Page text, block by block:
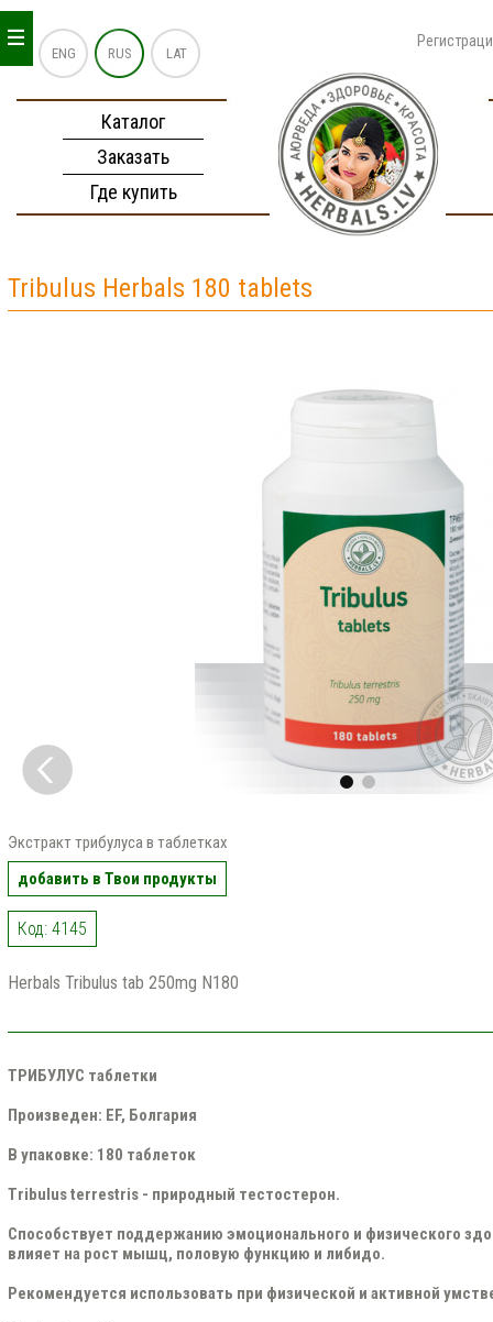
ENG RUS LAT
Каталог
Заказать
Где купить
_
_
_
Tribulus Herbals 180 tablets
Экстракт трибулуcа в таблетках
добавить в Твои продукты
Код: 4145
Herbals Tribulus tab 250mg N180
ТРИБУЛУС таблетки
Произведен: EF, Болгария
В упаковке: 180 таблеток
Tribulus terrestris - природный тестостерон.
Cпособствует поддержанию эмоционального и физического
влияет на рост мышц, половую функцию и либидо.
Рекомендуется использовать при физической и активной